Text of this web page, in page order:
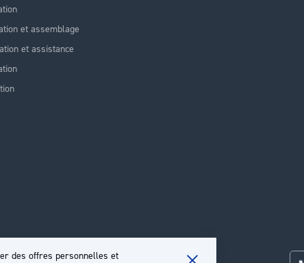
des offres personnelles et
et assemblage
et assistance